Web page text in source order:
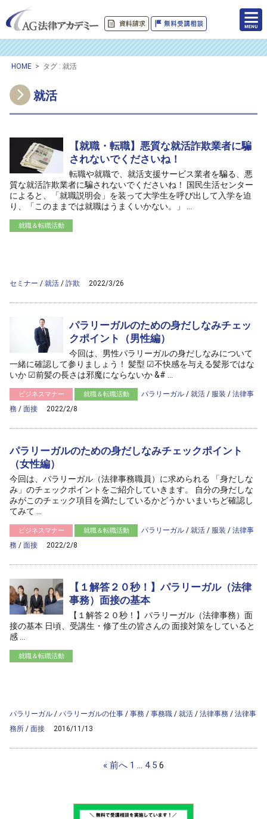
HOME > タグ : 就活
就活
【就職・転職】悪質な就活詐欺業者に騙
されないでくださいね！
転職や就職で、就活支援サービス業者を騙る、悪
質な就活詐欺業者に騙されないでくださいね！ 国民生活センター
によると、「就職説明会」を装って大学生を呼び出して入学を迫
り、「このままでは就職はうまくいかない。」 ...
就職＆転職活動
セミナー / 就活 / 詐欺 2022/3/26
パラリーガルのための身だしなみチェッ
クポイント（男性編）
今回は、男性パラリーガルの身だしなみについて
一緒に確認して参りましょう！ 髪型 ☑不快感を与える髪形ではな
いか ☑前髪の長さは邪魔にならないか &# ...
ビジネスマナー 就職＆転職活動 パラリーガル / 就活 / 服装 / 法律事
務 / 面接 2022/2/8
パラリーガルのための身だしなみチェックポイント
（女性編）
今回は、パラリーガル（法律事務職員）に求められる 「身だしな
み」のチェックポイントをご紹介していきます。 自分の身だしな
みがこのチェック項目を満たしているかどうか いまいちど確認し
てみて ...
ビジネスマナー 就職＆転職活動 パラリーガル / 就活 / 服装 / 法律事
務 / 面接 2022/2/8
【１解答２０秒！】パラリーガル（法律
事務）面接の基本
【１解答２０秒！】パラリーガル（法律事務）面
接の基本 日頃、受講生・修了生の皆さんの 面接対策をしていると
感 ...
就職＆転職活動
パラリーガル / パラリーガルの仕事 / 事務 / 事務職 / 就活 / 法律事務 / 法律事
務所 / 面接 2016/11/13
« 前へ 1 … 4 5 6